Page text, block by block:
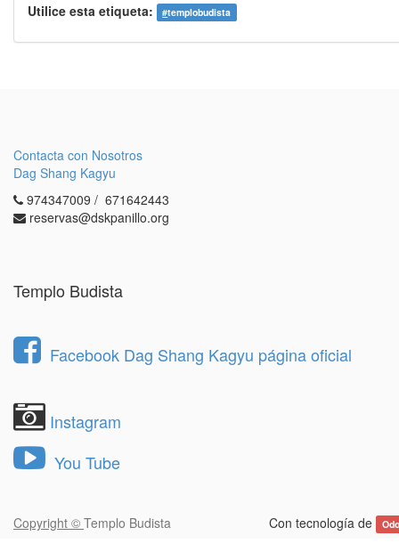
Utilice esta etiqueta: #templobudista
Contacta con Nosotros
Dag Shang Kagyu
974347009 / 671642443
reservas@dskpanillo.org
Templo Budista
Facebook Dag Shang Kagyu página oficial
Instagram
You Tube
Con tecnología de
Copyright © Templo Budista